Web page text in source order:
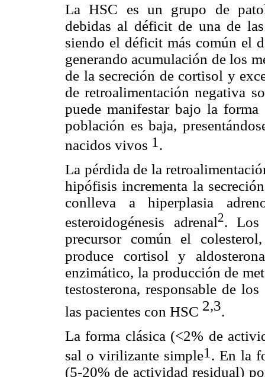
La HSC es un grupo de
debidas al déficit de una de
siendo el déficit más común el
generando acumulación de los
de la secreción de cortisol y
de retroalimentación negativa
puede manifestar bajo la
población es baja,
nacidos vivos 1 .
La pérdida de la
hipófisis incrementa la
conlleva a hiperplasia
esteroidogénesis adrenal2. Los
precursor común el
produce cortisol y
enzimático, la producción de
testosterona, responsable de
las pacientes con HSC 2,3.
La forma clásica (<2% de
sal o virilizante simple1 . En la
(5-20% de actividad residual)